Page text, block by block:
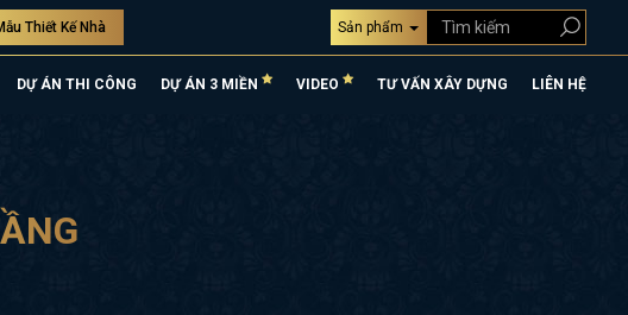
Thiết Kế Nhà Sản phẩm
DỰ ÁN THI CÔNG DỰ ÁN 3 MIỀN VIDEO TƯ VẤN XÂY DỰNG LIÊN HỆ